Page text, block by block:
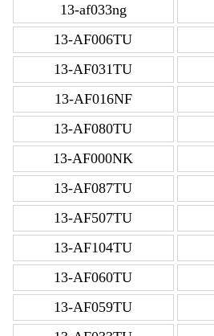
13-af033ng
13-AF006TU
13-AF031TU
13-AF016NF
13-AF080TU
13-AF000NK
13-AF087TU
13-AF507TU
13-AF104TU
13-AF060TU
13-AF059TU